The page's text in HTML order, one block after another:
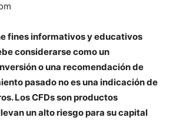
fines informativos y educativos
considerarse como un
o una recomendación de
pasado no es una indicación de
Los CFDs son productos
un alto riesgo para su capital